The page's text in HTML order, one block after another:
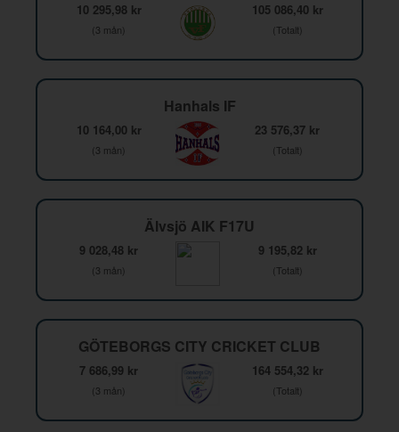
10 295,98 kr
(3 mån)
105 086,40 kr
(Totalt)
Hanhals IF
10 164,00 kr
(3 mån)
23 576,37 kr
(Totalt)
Älvsjö AIK F17U
9 028,48 kr
(3 mån)
9 195,82 kr
(Totalt)
GÖTEBORGS CITY CRICKET CLUB
7 686,99 kr
(3 mån)
164 554,32 kr
(Totalt)